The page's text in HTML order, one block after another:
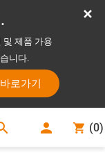
및 제품 가용
니다.
로가기
(0)